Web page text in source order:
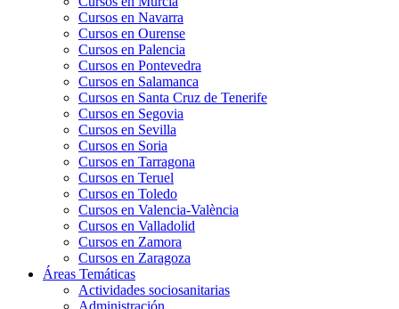
Cursos en Navarra
Cursos en Ourense
Cursos en Palencia
Cursos en Pontevedra
Cursos en Salamanca
Cursos en Santa Cruz de Tenerife
Cursos en Segovia
Cursos en Sevilla
Cursos en Soria
Cursos en Tarragona
Cursos en Teruel
Cursos en Toledo
Cursos en Valencia-València
Cursos en Valladolid
Cursos en Zamora
Cursos en Zaragoza
Áreas Temáticas
Actividades sociosanitarias
Administración